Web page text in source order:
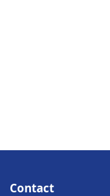
Contact